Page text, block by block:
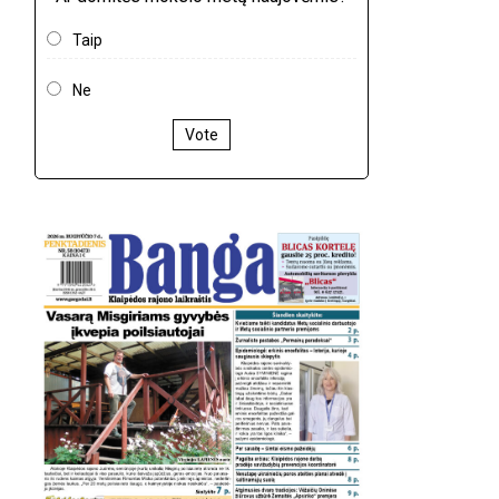
Taip
Ne
Vote